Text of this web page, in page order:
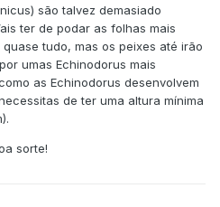
são talvez demasiado
ter de podar as folhas mais
tudo, mas os peixes até irão
umas Echinodorus mais
as Echinodorus desenvolvem
de ter uma altura mínima
sorte!